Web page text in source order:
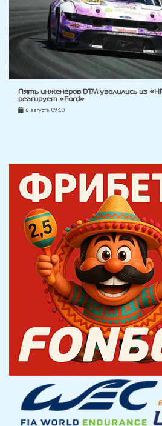
Пять инженеров DTM уволились из
реагирует «Ford»
6 августа, 09:10